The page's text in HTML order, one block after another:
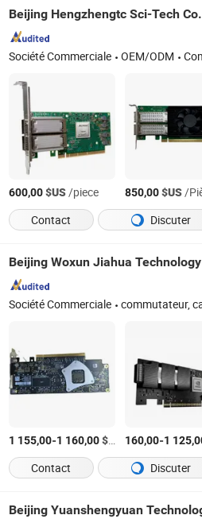
Beijing Hengzhengtc Sci-Tech
Société Commerciale OEM/ODM Commutateurs,
600,00$US/piece 850,00$US/
Contact
Discuter
Beijing Woxun Jiahua Technology
Société Commerciale commutateur, carte réseau,
1 155,00-1 160,00$US /Pièce
160,00-1
Contact
Discuter
Beijing Yuanshengyuan